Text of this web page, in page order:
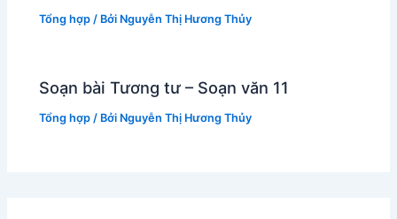
Tổng hợp / Bởi Nguyễn Thị Hương Thủy
Soạn bài Tương tư – Soạn văn 11
Tổng hợp / Bởi Nguyễn Thị Hương Thủy